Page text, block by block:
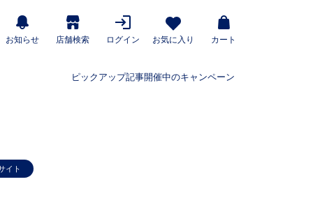
お知らせ 店舗検索 ログイン お気に入り カート
ピックアップ記事開催中のキャンペーン
イト